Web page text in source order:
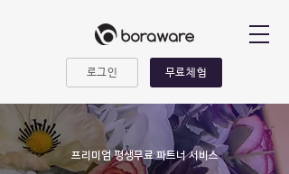
로그인 무료체험
프리미엄 평생무료 파트너 서비스